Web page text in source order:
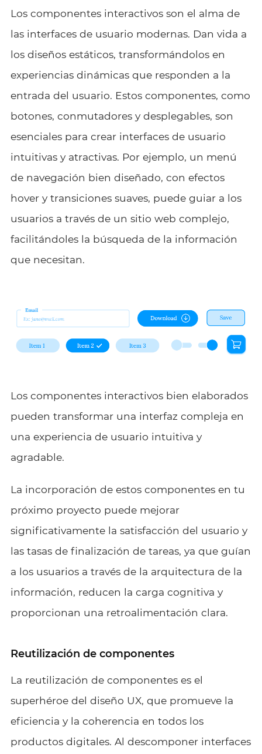
Los componentes interactivos son el alma de
las interfaces de usuario modernas. Dan vida a
los diseños estáticos, transformándolos en
experiencias dinámicas que responden a la
entrada del usuario. Estos componentes, como
botones, conmutadores y desplegables, son
esenciales para crear interfaces de usuario
intuitivas y atractivas. Por ejemplo, un menú
de navegación bien diseñado, con efectos
hover y transiciones suaves, puede guiar a los
usuarios a través de un sitio web complejo,
facilitándoles la búsqueda de la información
que necesitan.
Los componentes interactivos bien elaborados
pueden transformar una interfaz compleja en
una experiencia de usuario intuitiva y
agradable.
La incorporación de estos componentes en tu
próximo proyecto puede mejorar
significativamente la satisfacción del usuario y
las tasas de finalización de tareas, ya que guían
a los usuarios a través de la arquitectura de la
información, reducen la carga cognitiva y
proporcionan una retroalimentación clara.
Reutilización de componentes
La reutilización de componentes es el
superhéroe del diseño UX, que promueve la
eficiencia y la coherencia en todos los
productos digitales. Al descomponer interfaces